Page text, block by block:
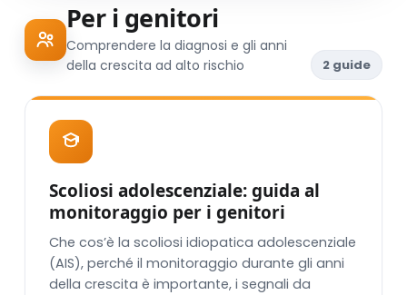
Per i genitori
Comprendere la diagnosi e gli anni
della crescita ad alto rischio
2 guide
Scoliosi adolescenziale: guida al
monitoraggio per i genitori
Che cos’è la scoliosi idiopatica adolescenziale
(AIS), perché il monitoraggio durante gli anni
della crescita è importante, i segnali da